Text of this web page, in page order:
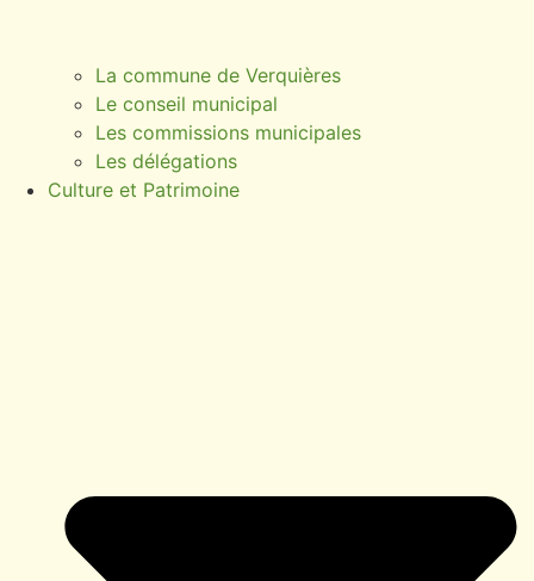
La commune de Verquières
Le conseil municipal
Les commissions municipales
Les délégations
Culture et Patrimoine